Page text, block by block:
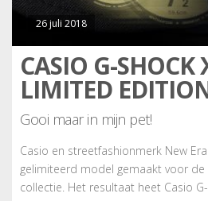
26 juli 2018
CASIO G-SHOCK
LIMITED
Gooi maar in mijn pet!
Casio en streetfashionmerk New
gelimiteerd model gemaakt voor de
collectie. Het resultaat heet Casio